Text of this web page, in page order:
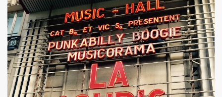
Petit Paris (Liege) : dossier de presentation.
(hiver 2024) pour l album "LA NUIT QUI VIENT
(2023) : chronique detaillee de ses dix albums studio et
AMORES : chronique detaillee.
ET PAUL SIMONON), concert et album "CAN WE DO